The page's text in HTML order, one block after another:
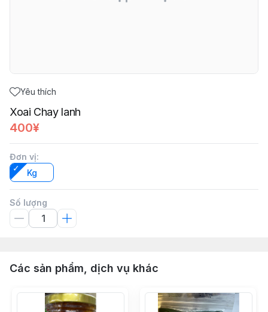
Yêu thích
Xoai Chay lanh
400¥
Đơn vị:
Kg
Số lượng
Các sản phẩm, dịch vụ khác